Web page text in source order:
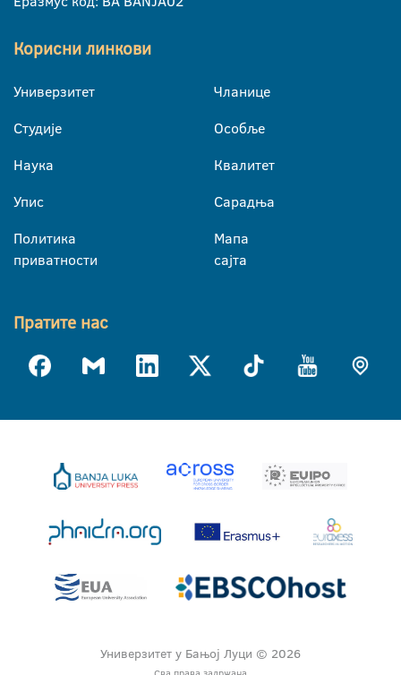
Корисни линкови
Универзитет
Студије
Наука
Упис
Политика
приватности
Чланице
Особље
Квалитет
Сарадња
Мапа
сајта
Пратите нас
Универзитет у Бањој Луци © 2026